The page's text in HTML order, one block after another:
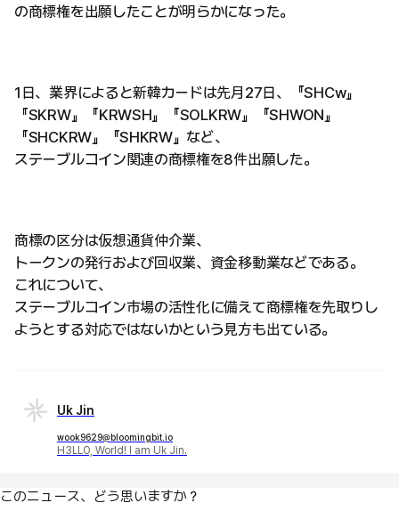
の商標権を出願したことが明らかになった。
1日、業界によると新韓カードは先月27日、『SHCw』
『SKRW』『KRWSH』『SOLKRW』『SHWON』
『SHCKRW』『SHKRW』など、
ステーブルコイン関連の商標権を8件出願した。
商標の区分は仮想通貨仲介業、
トークンの発行および回収業、資金移動業などである。
これについて、
ステーブルコイン市場の活性化に備えて商標権を先取りし
ようとする対応ではないかという見方も出ている。
Uk Jin
wook9629@bloomingbit.io
H3LLO, World! I am Uk Jin.
このニュース、どう思いますか？